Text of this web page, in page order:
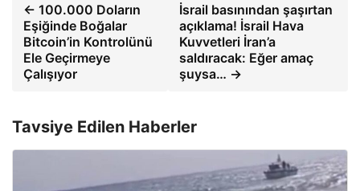
← 100.000 Doların
Eşiğinde Boğalar
Bitcoin’in Kontrolünü
Ele Geçirmeye
Çalışıyor
İsrail basınından şaşırtan
açıklama! İsrail Hava
Kuvvetleri İran’a
saldıracak: Eğer amaç
şuysa… →
Tavsiye Edilen Haberler